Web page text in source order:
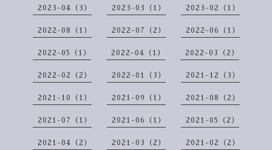
2023-04（3） 2023-03（1） 2023-02（1）
2022-08（1） 2022-07（2） 2022-06（1）
2022-05（1） 2022-04（1） 2022-03（2）
2022-02（2） 2022-01（3） 2021-12（3）
2021-10（1） 2021-09（1） 2021-08（2）
2021-07（1） 2021-06（1） 2021-05（2）
2021-04（2） 2021-03（2） 2021-02（2）